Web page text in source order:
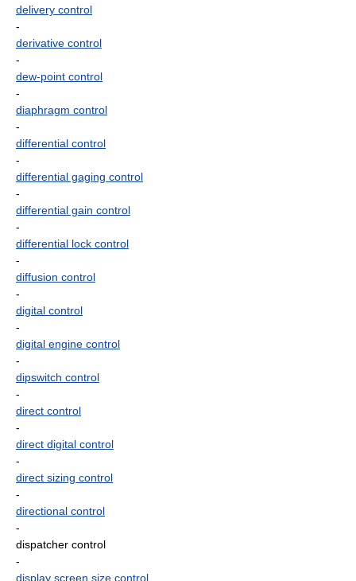
delivery control
-
derivative control
-
dew-point control
-
diaphragm control
-
differential control
-
differential gaging control
-
differential gain control
-
differential lock control
-
diffusion control
-
digital control
-
digital engine control
-
dipswitch control
-
direct control
-
direct digital control
-
direct sizing control
-
directional control
-
dispatcher control
-
display screen size control